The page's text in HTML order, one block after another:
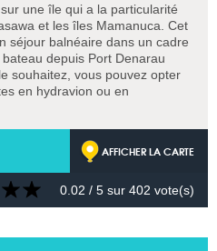
une île qui a la particularité
et les îles Mamanuca. Cet
séjour balnéaire dans un cadre
depuis Port Denarau
souhaitez, vous pouvez opter
en hydravion ou en
AFFICHER LA CARTE
0.02 / 5 sur 402 vote(s)